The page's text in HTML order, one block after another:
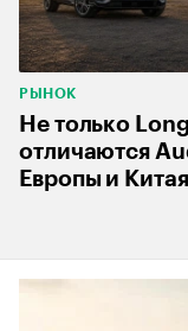
РЫНОК
Не только
отличаются
Европы и Китая